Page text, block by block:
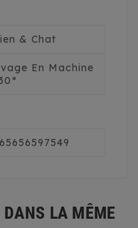
& Chat
En Machine
LA MÊME